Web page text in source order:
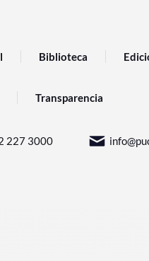
Biblioteca
Transparencia
227 3000